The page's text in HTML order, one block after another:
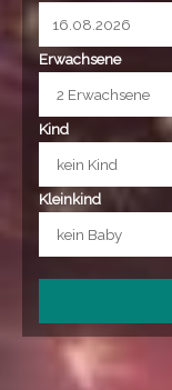
Erwachsene
Kind
Kleinkind